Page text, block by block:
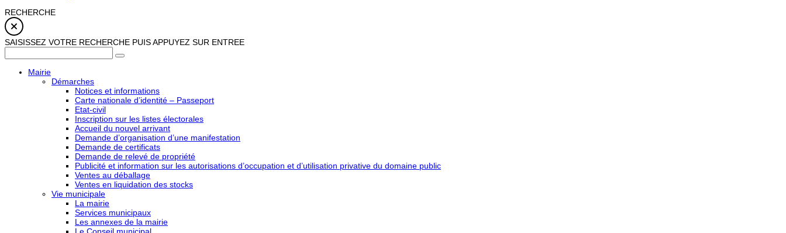
RECHERCHE
SAISISSEZ VOTRE RECHERCHE PUIS APPUYEZ SUR ENTREE
Mairie
Démarches
Notices et informations
Carte nationale d’identité – Passeport
Etat-civil
Inscription sur les listes électorales
Accueil du nouvel arrivant
Demande d’organisation d’une manifestation
Demande de certificats
Demande de relevé de propriété
Publicité et information sur les autorisations d’occupation et d’utilisation privative du domaine public
Ventes au déballage
Ventes en liquidation des stocks
Vie municipale
La mairie
Services municipaux
Les annexes de la mairie